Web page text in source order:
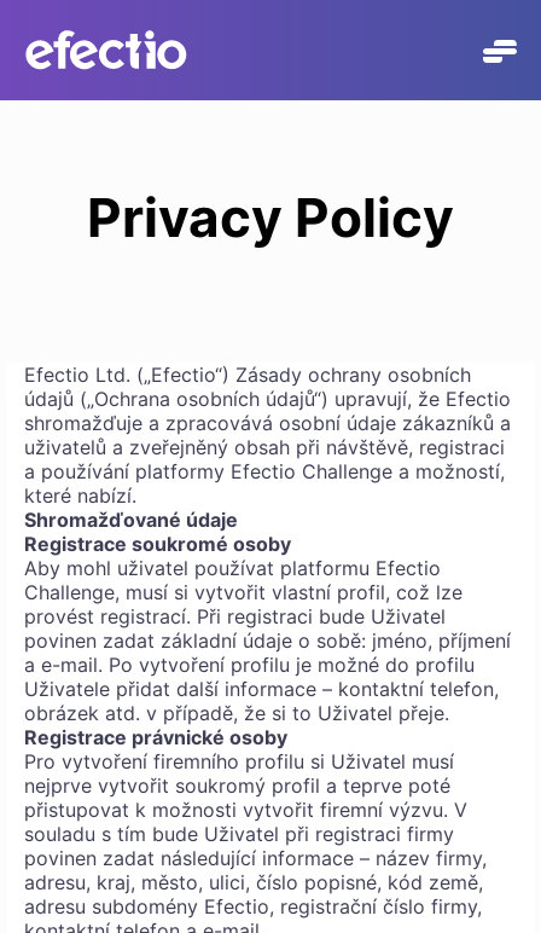
obsah
Privacy Policy
Efectio Ltd. („Efectio“) Zásady ochrany osobních
údajů („Ochrana osobních údajů“) upravují, že Efectio
shromažďuje a zpracovává osobní údaje zákazníků a
uživatelů a zveřejněný obsah při návštěvě, registraci
a používání platformy Efectio Challenge a možností,
které nabízí.
Shromažďované údaje
Registrace soukromé osoby
Aby mohl uživatel používat platformu Efectio
Challenge, musí si vytvořit vlastní profil, což lze
provést registrací. Při registraci bude Uživatel
povinen zadat základní údaje o sobě: jméno, příjmení
a e-mail. Po vytvoření profilu je možné do profilu
Uživatele přidat další informace – kontaktní telefon,
obrázek atd. v případě, že si to Uživatel přeje.
Registrace právnické osoby
Pro vytvoření firemního profilu si Uživatel musí
nejprve vytvořit soukromý profil a teprve poté
přistupovat k možnosti vytvořit firemní výzvu. V
souladu s tím bude Uživatel při registraci firmy
povinen zadat následující informace – název firmy,
adresu, kraj, město, ulici, číslo popisné, kód země,
adresu subdomény Efectio, registrační číslo firmy,